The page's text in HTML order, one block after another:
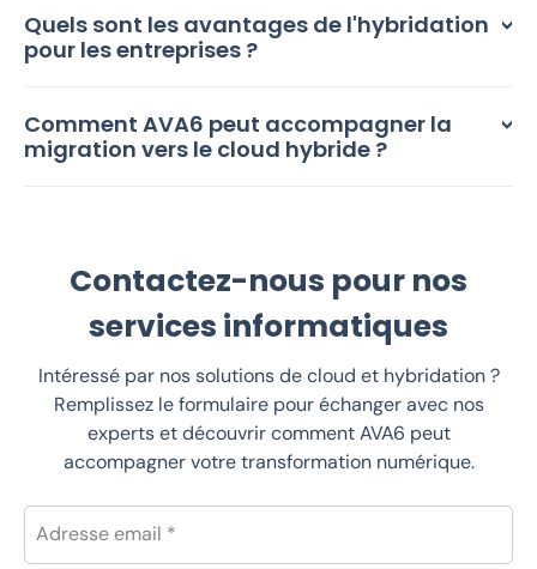
Quels sont les avantages de l'hybridation
pour les entreprises ?
Comment AVA6 peut accompagner la
migration vers le cloud hybride ?
Contactez-nous pour nos
services informatiques
Intéressé par nos solutions de cloud et hybridation ?
Remplissez le formulaire pour échanger avec nos
experts et découvrir comment AVA6 peut
accompagner votre transformation numérique.
Adresse email *